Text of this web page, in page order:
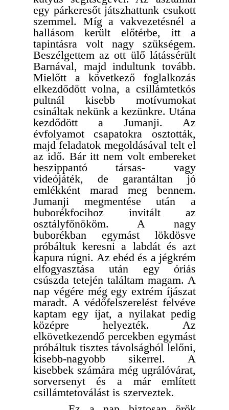
egy párkeresőt játszhattunk csukott
szemmel. Míg a vakvezetésnél a
hallásom került előtérbe, itt a
tapintásra volt nagy szükségem.
Beszélgettem az ott ülő látássérült
Barnával, majd indultunk tovább.
Mielőtt a következő foglalkozás
elkezdődött volna, a csillámtetkós
pultnál kisebb motívumokat
csináltak nekünk a kezünkre. Utána
kezdődött a Jumanji. Az
évfolyamot csapatokra osztották,
majd feladatok megoldásával telt el
az idő. Bár itt nem volt embereket
beszippantó társas- vagy
videójáték, de garantáltan jó
emlékként marad meg bennem.
Jumanji megmentése után a
buborékfocihoz invitált az
osztályfőnököm. A nagy
buborékban egymást lökdösve
próbáltuk keresni a labdát és azt
kapura rúgni. Az ebéd és a jégkrém
elfogyasztása után egy óriás
csúszda tetején találtam magam. A
nap végére még egy extrém íjászat
maradt. A védőfelszerelést felvéve
kaptam egy íjat, a nyilakat pedig
középre helyezték. Az
elkövetkezendő percekben egymást
próbáltuk tisztes távolságból lelőni,
kisebb-nagyobb sikerrel. A
kisebbek számára még ugrálóvárat,
sorversenyt és a már említett
csillámtetoválást is szerveztek.